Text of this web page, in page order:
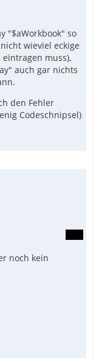
"$aWorkbook" so
wieviel eckige
muss),
auch gar nichts
den Fehler
Codeschnipsel)
noch kein